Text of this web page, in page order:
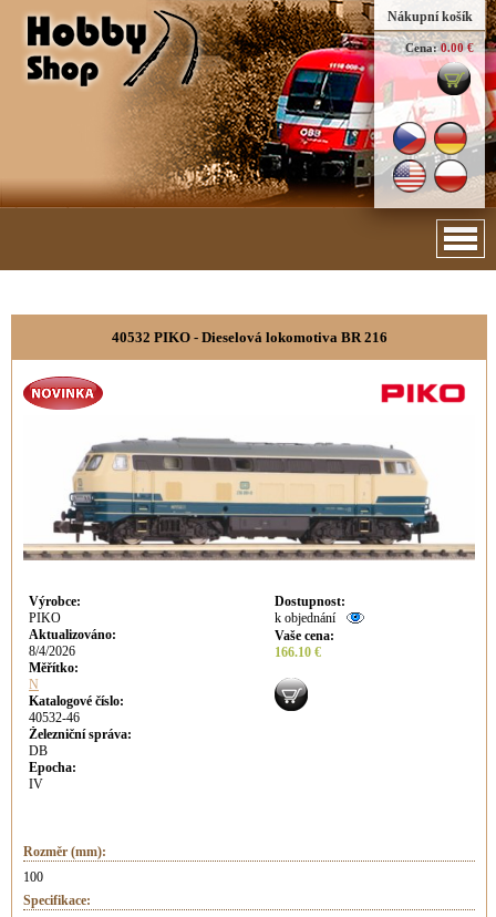
Nákupní košík
Cena: 0.00 €
40532 PIKO - Dieselová lokomotiva BR 216
Výrobce:
PIKO
Aktualizováno:
8/4/2026
Měřítko:
N
Katalogové číslo:
40532-46
Železniční správa:
DB
Epocha:
IV
Dostupnost:
k objednání
Vaše cena:
166.10 €
Rozměr (mm):
100
Specifikace: